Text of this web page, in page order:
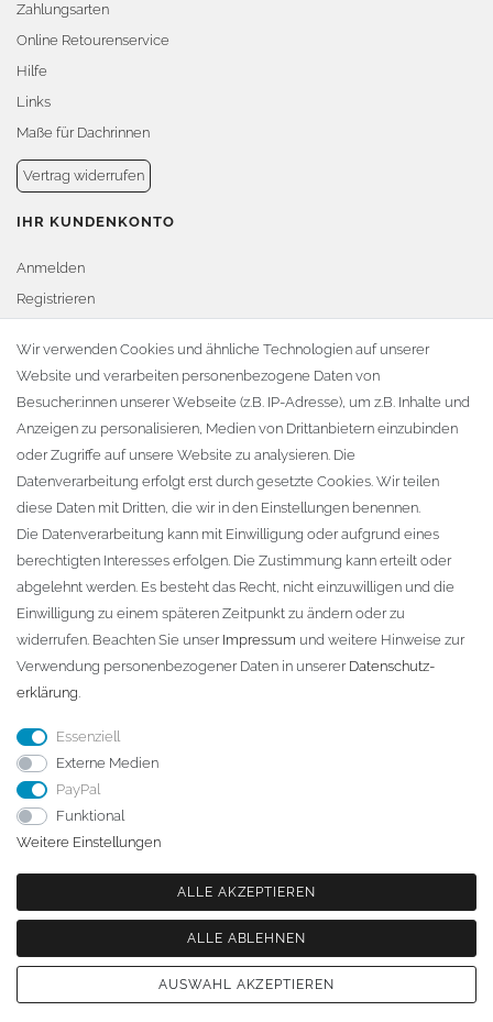
Zahlungsarten
Online Retourenservice
Hilfe
Links
Maße für Dachrinnen
Vertrag widerrufen
IHR KUNDENKONTO
Anmelden
Registrieren
Warenkorb
Zur Kasse
KONTAKT
Fa. Steffen Jost
Söbrigener Weg 50
D-01796 Pirna
Telefon:+49 (0)3501 507295
info@dach-teufel.de
© Copyright 2026 | Alle Rechte vorbehalten. - | Realisation
Wir verwenden Cookies und ähnliche Technologien auf unserer
Website und verarbeiten personenbezogene Daten von
Besucher:innen unserer Webseite (z.B. IP-Adresse), um z.B. Inhalte und
Anzeigen zu personalisieren, Medien von Drittanbietern einzubinden
oder Zugriffe auf unsere Website zu analysieren. Die
Datenverarbeitung erfolgt erst durch gesetzte Cookies. Wir teilen
diese Daten mit Dritten, die wir in den Einstellungen benennen.
Die Datenverarbeitung kann mit Einwilligung oder aufgrund eines
berechtigten Interesses erfolgen. Die Zustimmung kann erteilt oder
abgelehnt werden. Es besteht das Recht, nicht einzuwilligen und die
Einwilligung zu einem späteren Zeitpunkt zu ändern oder zu
widerrufen. Beachten Sie unser Impressum und weitere Hinweise zur
Verwendung personenbezogener Daten in unserer Daten­schutz­
erklärung.
Essenziell
Externe Medien
PayPal
Funktional
Weitere Einstellungen
ALLE AKZEPTIEREN
ALLE ABLEHNEN
AUSWAHL AKZEPTIEREN